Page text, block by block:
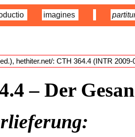
imagines
hethiter.net/: CTH 364.4 (INTR 2009-
– Der